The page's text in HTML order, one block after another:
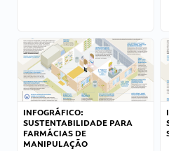
INFOGRÁFICO:
SUSTENTABILIDADE PARA
FARMÁCIAS DE
MANIPULAÇÃO